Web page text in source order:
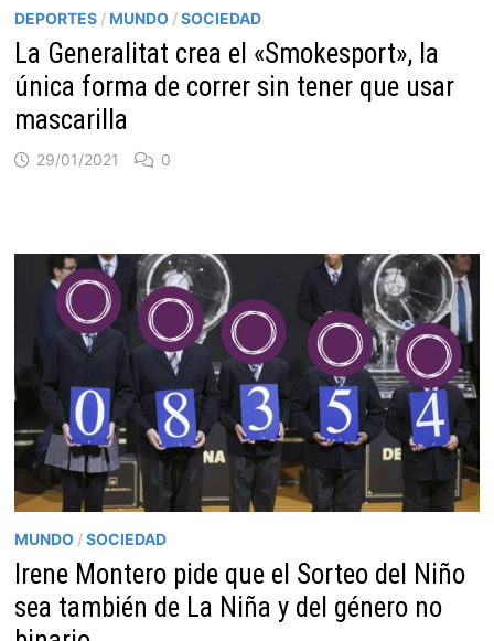
DEPORTES / MUNDO /SOCIEDAD
La Generalitat crea el «Smokesport», la
única forma de correr sin tener que usar
mascarilla
29/01/2021 0
MUNDO /SOCIEDAD
Irene Montero pide que el Sorteo del Niño
sea también de La Niña y del género no